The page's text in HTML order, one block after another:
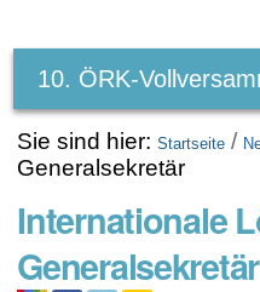
Werkzeuge
10. ÖRK-
Sie sind hier: Startseite /
Generalsekretär
Internationale
Generalsekretär